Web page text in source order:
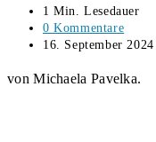
Lesedauer:
1 Min. Lesedauer
Beitrags-
Kommentare:
0 Kommentare
Beitrag
16. September 2024
von Michaela Pavelka.